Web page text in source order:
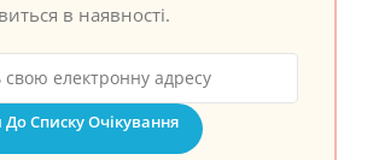
в наявності.
Списку Очікування